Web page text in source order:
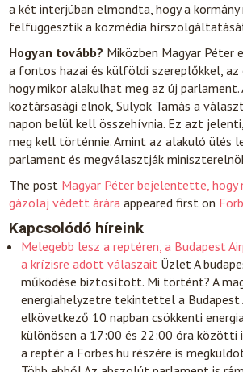
a két interjúban elmondta, hogy a
felfüggesztik a közmédia
Hogyan tovább? Miközben Magyar Péter
a fontos hazai és külföldi szereplőkkel, az
hogy mikor alakulhat meg az új
köztársasági elnök, Sulyok Tamás a
napon belül kell összehívnia. Ez azt
meg kell történnie. Amint az alakuló ülés
parlament és megválasztják
The post Magyar Péter bejelentette, hogy
gázolaj védett árára appeared first on
Kapcsolódó híreink
Melegebb lesz a reptéren, a Budapest
a krízisre adott válaszait ÜzletA
működése biztosított. Mi történt? A
energiahelyzetre tekintettel a Budapest
elkövetkező 10 napban csökkenti
különösen a 17:00 és 22:00 óra közötti
a reptér a Forbes.hu részére is